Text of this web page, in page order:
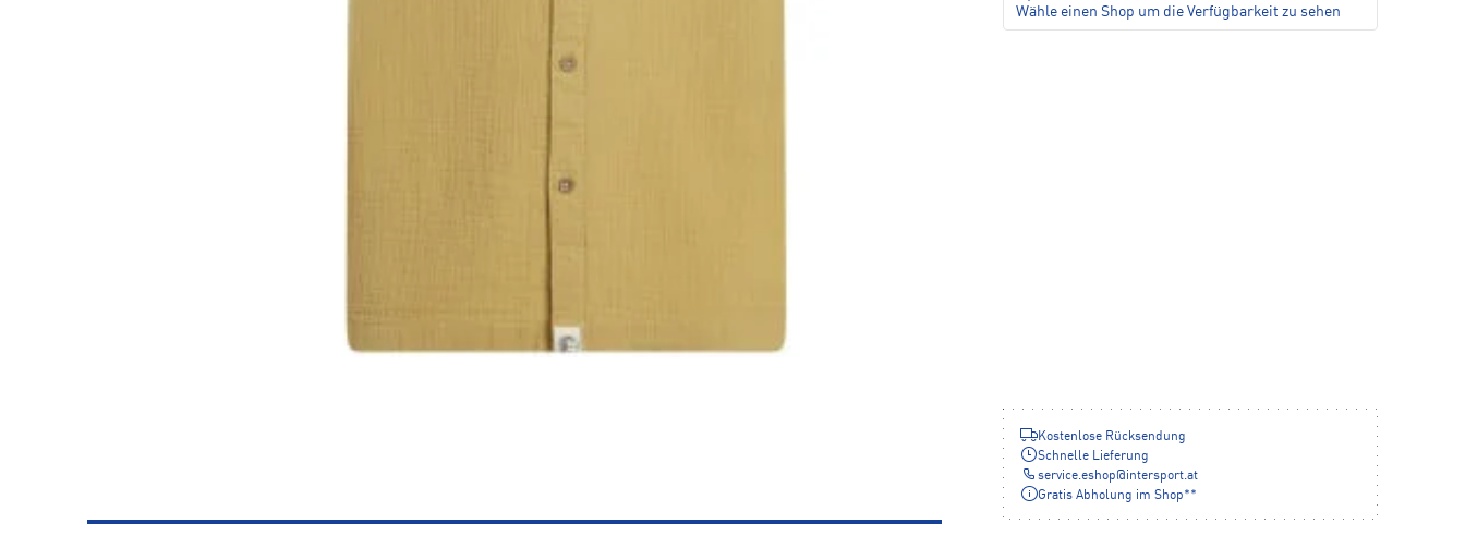
Wähle einen Shop um die Verfügbarkeit zu sehen
Kostenlose Rücksendung
Schnelle Lieferung
service.eshop@ intersport.at
Gratis Abholung im Shop**